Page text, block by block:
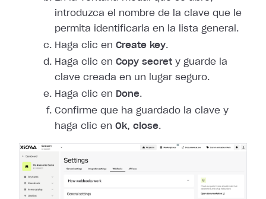
introduzca el nombre de la clave que le
permita identificarla en la lista general.
Haga clic en Create key.
Haga clic en Copy secret y guarde la
clave creada en un lugar seguro.
Haga clic en Done.
Confirme que ha guardado la clave y
haga clic en Ok, close.